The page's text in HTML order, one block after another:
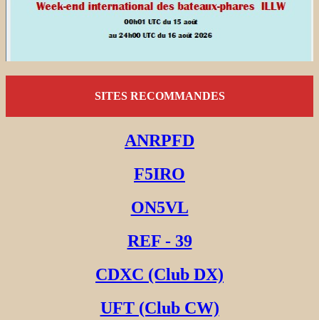
SITES RECOMMANDES
ANRPFD
F5IRO
ON5VL
REF - 39
CDXC (Club DX)
UFT (Club CW)